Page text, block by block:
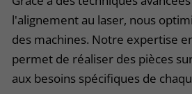
l'alignement au laser, nous
des machines. Notre expertise
permet de réaliser des pièces
aux besoins spécifiques de